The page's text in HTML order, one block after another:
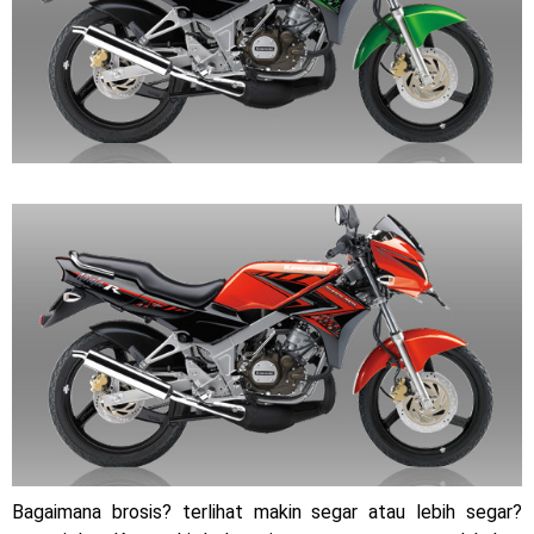
2023 !
Honda Rilis CBR1000RR-R 2023 Anniversary Edition !
MotoGP Amerika : Alex Rins berhasil juara pertama dan
Ngabuburide Yamaha Wr 155 R, Para Bikers Menikmati
Indahnya Sore di Kota Medan
Impresi pertama Kawasaki Ninja ZX-4RR 2023 yang cuma
ada 2 dikota Medan !
Event Customaxi & Yard Built 2023 Resmi Dimulai !
Sabtu, 8 Agustus
Bagaimana brosis? terlihat makin segar atau lebih segar?